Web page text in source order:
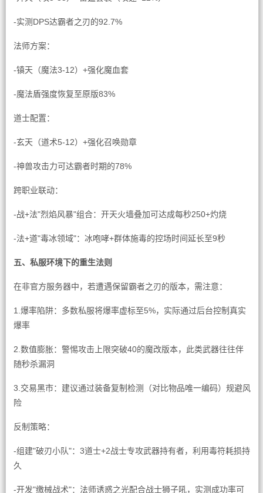
-实测DPS达霸者之刃的92.7%
法师方案：
-镇天（魔法3-12）+强化魔血套
-魔法盾强度恢复至原版83%
道士配置：
-玄天（道术5-12）+强化召唤勋章
-神兽攻击力可达霸者时期的78%
跨职业联动：
-战+法"烈焰风暴"组合：开天火墙叠加可达成每秒250+灼烧
-法+道"毒冰领域"：冰咆哮+群体施毒的控场时间延长至9秒
五、私服环境下的重生法则
在非官方服务器中，若遭遇保留霸者之刃的版本，需注意：
1.爆率陷阱：多数私服将爆率虚标至5%，实际通过后台控制真实
爆率
2.数值膨胀：警惕攻击上限突破40的魔改版本，此类武器往往伴
随秒杀漏洞
3.交易黑市：建议通过装备复制检测（对比物品唯一编码）规避风
险
反制策略：
-组建"破刃小队"：3道士+2战士专攻武器持有者，利用毒符耗损持
久
-开发"缴械战术"：法师诱惑之光配合战士狮子吼，实测成功率可